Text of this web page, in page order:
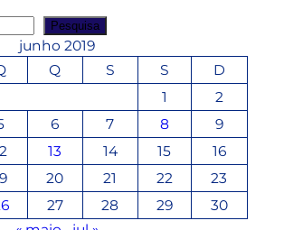
Pesquisa
junho 2019
Q S S
D
1
2
6 7 8
9
13 14 15
16
20 21 22
23
27 28 29
30